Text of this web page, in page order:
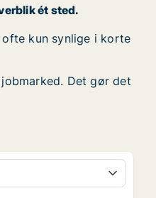
ét sted.
kun synlige i korte
Det gør det